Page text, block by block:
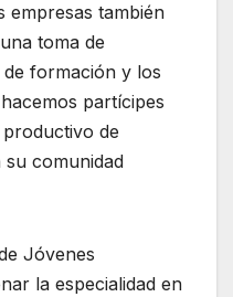
empresas también
toma de
formación y los
partícipes
de
su comunidad
Jóvenes
la especialidad en